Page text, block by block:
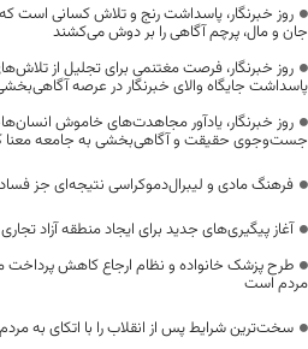
روز خبرنگار، پاسداشت رنج و تلاش کسانی است
جان و مال، پرچم آگاهی را بر دوش می‌کشند
روز خبرنگار، فرصت مغتنمی برای تجلیل از
پاسداشت جایگاه والای خبرنگار در عرصه
روز خبرنگار، یادآور مجاهدت‌های خاموش
جست‌وجوی حقیقت و آگاهی‌بخشی به جامعه معنا
فرهنگ مادی و لیبرال‌دموکراسی نتیجه‌ای جز
آغاز پیگیری‌های جدید برای ایجاد منطقه آزاد
طرح پزشک خانواده و نظام ارجاع کاهش پرداخت
مردم است
سخت‌ترین شرایط پس از انقلاب را با اتکای به